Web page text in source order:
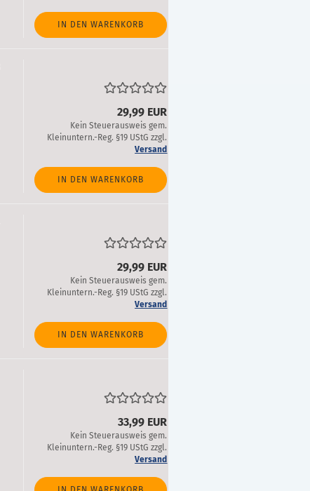
IN DEN WARENKORB
29,99 EUR
Kein Steuerausweis gem.
Kleinuntern.-Reg. §19 UStG zzgl.
Versand
IN DEN WARENKORB
29,99 EUR
Kein Steuerausweis gem.
Kleinuntern.-Reg. §19 UStG zzgl.
Versand
IN DEN WARENKORB
33,99 EUR
Kein Steuerausweis gem.
Kleinuntern.-Reg. §19 UStG zzgl.
Versand